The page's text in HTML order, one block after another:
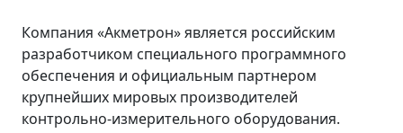
Компания «Акметрон» является российским
разработчиком специального программного
обеспечения и официальным партнером
крупнейших мировых производителей
контрольно-измерительного оборудования.